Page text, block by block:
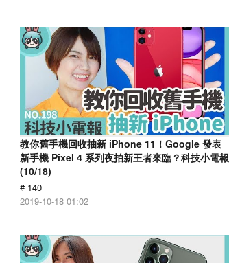
教你舊手機回收抽新 iPhone 11！Google 發表
新手機 Pixel 4 系列夜拍新王者來臨？科技小電報
(10/18)
# 140
2019-10-18 01:02